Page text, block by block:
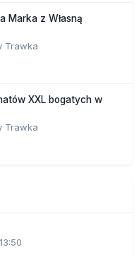
Marka z Własną
Trawka
XXL bogatych w
Trawka